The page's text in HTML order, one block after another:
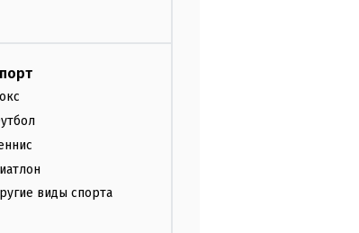
виды спорта